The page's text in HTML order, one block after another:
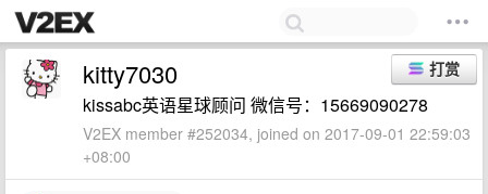
打赏
kitty7030
kissabc英语星球顾问 微信号：15669090278
V2EX member #252034, joined on 2017-09-01 22:59:03
+08:00